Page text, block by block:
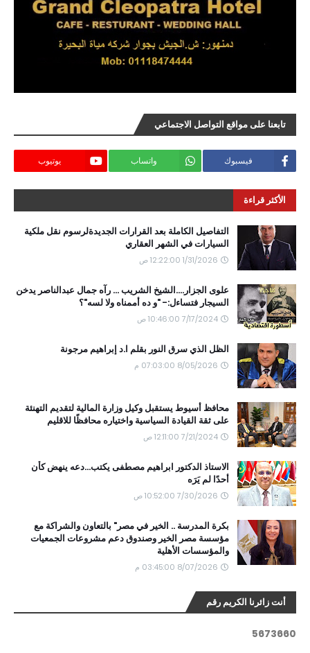
تابعنا على مواقع التواصل الاجتماعي
فيسبوك واتساب يوتيوب
الأكثر قراءة
التفاصيل الكاملة بعد القرارات الجديدةلرسوم نقل ملكية
السيارات في الشهر العقاري
1/31/2026 12:22:00 ص
علوى الجزار....الشيخ الشريب ... رآه جمال عبدالناصر يدخن
السيجار فتساءل:- "و ده أممناه ولا لسه"؟
7/17/2024 10:46:00 ص
الظل الذي سرق النور بقلم ا.د إبراهيم مرجونة
8/05/2026 07:03:00 م
محافظ أسيوط يستقبل وكيل وزارة المالية لتقديم التهنئة
على ثقة القيادة السياسية واختياره محافظًا للاقليم
7/21/2024 12:11:00 ص
الاستاذ الدكتور ابراهيم مصطفى يكتب...دعه ينهض كأن
أحدًا لم يَرَه
7/30/2026 10:52:00 ص
بكرة المدرسة .. الخير في مصر" بالتعاون والشراكة مع
مؤسسة مصر الخير وصندوق دعم مشروعات الجمعيات
والمؤسسات الأهلية
8/07/2026 03:45:00 م
أنت زائرنا الكريم رقم
5673660